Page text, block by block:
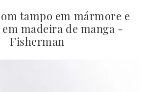
tampo em mármore e
madeira de manga -
Fisherman